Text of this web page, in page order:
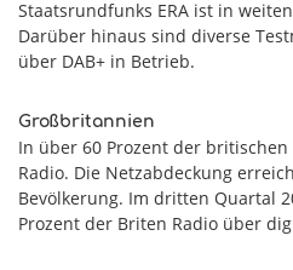
Staatsrundfunks ERA ist in
Darüber hinaus sind diverse
über DAB+ in Betrieb.
Großbritannien
In über 60 Prozent der
Radio. Die Netzabdeckung
Bevölkerung. Im dritten Quartal
Prozent der Briten Radio über